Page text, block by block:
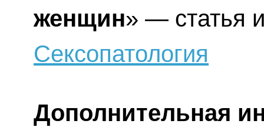
женщин» — статья
Сексопатология
Дополнительная